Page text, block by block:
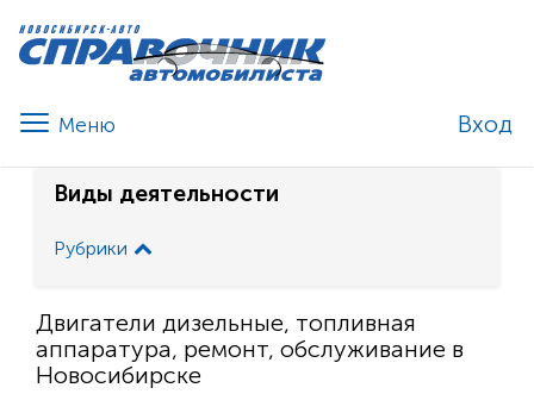
Вход
Виды деятельности
Рубрики
Двигатели дизельные, топливная
аппаратура, ремонт, обслуживание в
Новосибирске